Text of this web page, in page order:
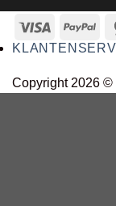
Copyright 2026 ©